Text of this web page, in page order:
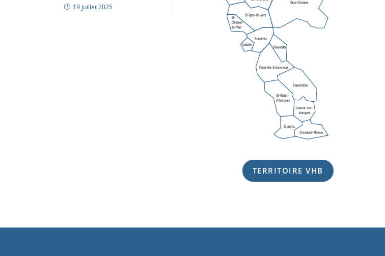
19 juillet 2025
TERRITOIRE VHB